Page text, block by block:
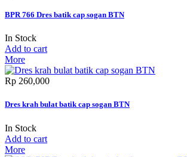
BPR 766 Dres batik cap sogan BTN
In Stock
Add to cart
More
Rp‎ 260,000
Dres krah bulat batik cap sogan BTN
In Stock
Add to cart
More